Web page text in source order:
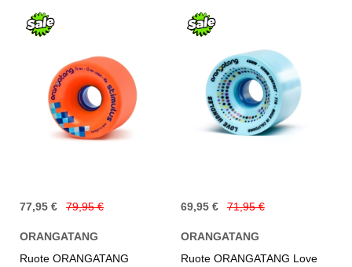
77,95 € 79,95 €
ORANGATANG
Ruote ORANGATANG
69,95 € 71,95 €
ORANGATANG
Ruote ORANGATANG Love